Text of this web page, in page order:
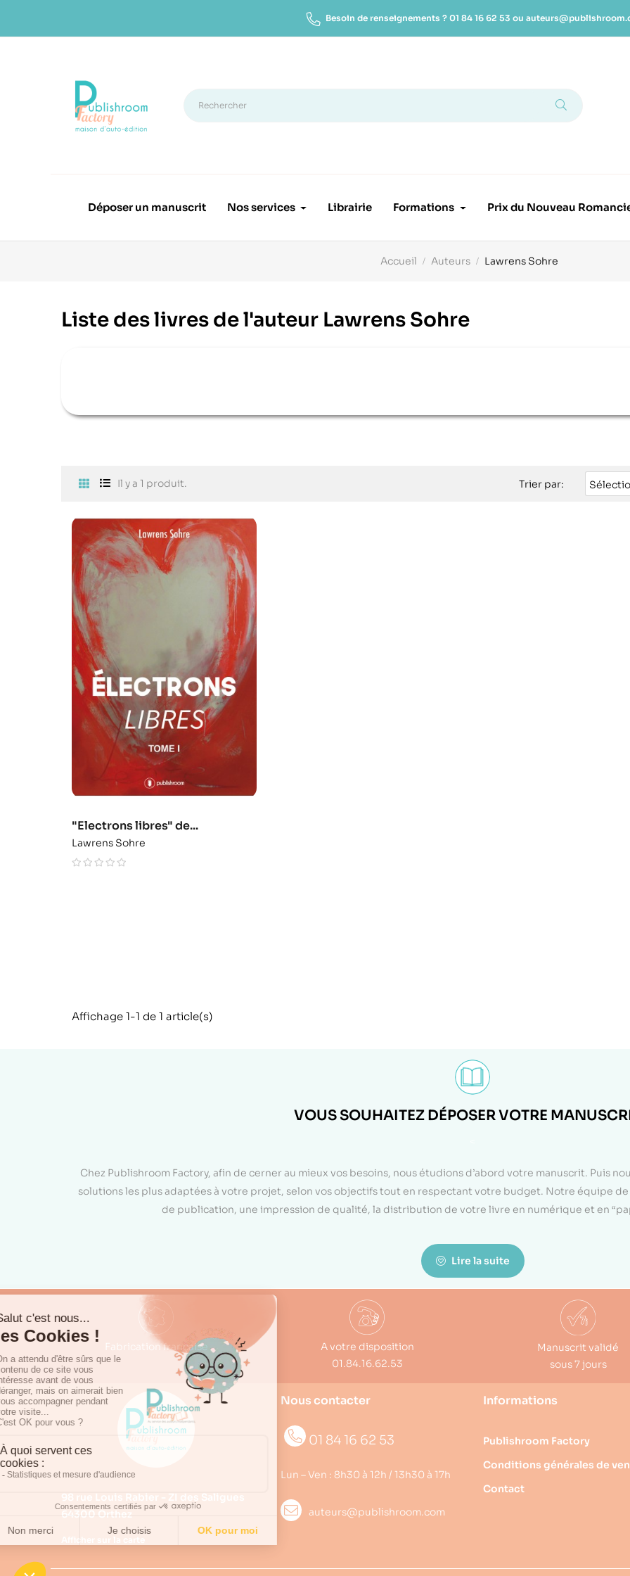
Besoin de renseignements ? 01 84 16 62 53 ou
Déposer un manuscrit Nos services Librairie Formations Prix du Nouveau
Accueil Auteurs Lawrens Sohre
Liste des livres de l'auteur Lawrens Sohre
Il y a 1 produit. Trier par:
"Electrons libres" de...
Lawrens Sohre
Affichage 1-1 de 1 article(s)
VOUS SOUHAITEZ DÉPOSER VOTRE
Chez Publishroom Factory, afin de cerner au mieux vos besoins, nous étudions d’abord votre manuscrit. Puis
solutions les plus adaptées à votre projet, selon vos objectifs tout en respectant votre budget. Notre équipe
de publication, une impression de qualité, la distribution de votre livre en numérique et en
Lire la suite
Fabrication française
A votre disposition
01.84.16.62.53
Manuscrit validé
sous 7 jours
98 rue Louis Rabier - ZI des Saligues
64300 Orthez
Nous contacter
01 84 16 62 53
Lun – Ven : 8h30 à 12h / 13h30 à 17h
auteurs@publishroom.com
Informations
Publishroom Factory
Conditions générales de
Contact